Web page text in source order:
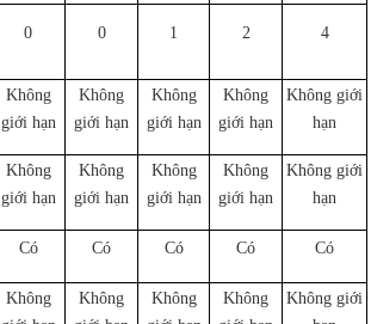
0 0 1 2 4
Không
giới hạn
Không
giới hạn
Không
giới hạn
Không
giới hạn
Không giới
hạn
Không
giới hạn
Không
giới hạn
Không
giới hạn
Không
giới hạn
Không giới
hạn
Có Có Có Có Có
Không
Không
Không
Không
Không giới